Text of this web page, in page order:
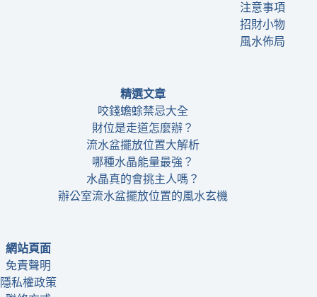
注意事項
招財小物
風水佈局
精選文章
咬錢蟾蜍禁忌大全
財位是走道怎麼辦？
流水盆擺放位置大解析
哪種水晶能量最強？
水晶真的會挑主人嗎？
辦公室流水盆擺放位置的風水玄機
網站頁面
免責聲明
隱私權政策